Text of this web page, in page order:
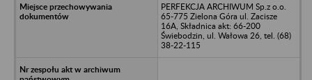
PERFEKCJA ARCHIWUM Sp.z o.o.
65-775 Zielona Góra ul. Zacisze
16A, Składnica akt: 66-200
Świebodzin, ul. Wałowa 26, tel. (68)
38-22-115